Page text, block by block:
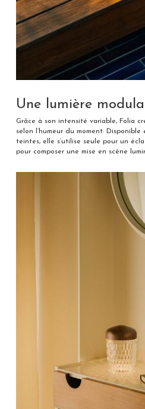
Une lumière
Grâce à son intensité variable, Folia
selon l’humeur du moment.
teintes, elle s’utilise seule pour un
pour composer une mise en scène